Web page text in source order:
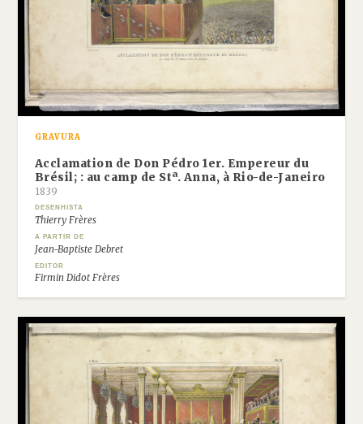
GRAVURA
Acclamation de Don Pédro 1er. Empereur du
Brésil; : au camp de Stª. Anna, à Rio-de-Janeiro
1839
DESENHISTA
Thierry Frères
A PARTIR DE
Jean-Baptiste Debret
EDITOR
Firmin Didot Frères